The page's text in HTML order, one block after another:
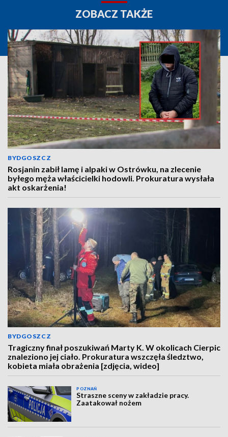
ZOBACZ TAKŻE
BYDGOSZCZ
Rosjanin zabił lamę i alpaki w Ostrówku, na zlecenie
byłego męża właścicielki hodowli. Prokuratura wysłała
akt oskarżenia!
BYDGOSZCZ
Tragiczny finał poszukiwań Marty K. W okolicach Cierpic
znaleziono jej ciało. Prokuratura wszczęła śledztwo,
kobieta miała obrażenia [zdjęcia, wideo]
POZNAŃ
Straszne sceny w zakładzie pracy.
Zaatakował nożem